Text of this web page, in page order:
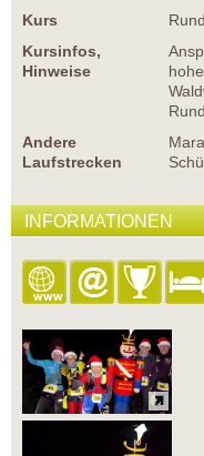
Kurs
Kursinfos,
Hinweise
Andere
Laufstrecken
INFORMATIONEN